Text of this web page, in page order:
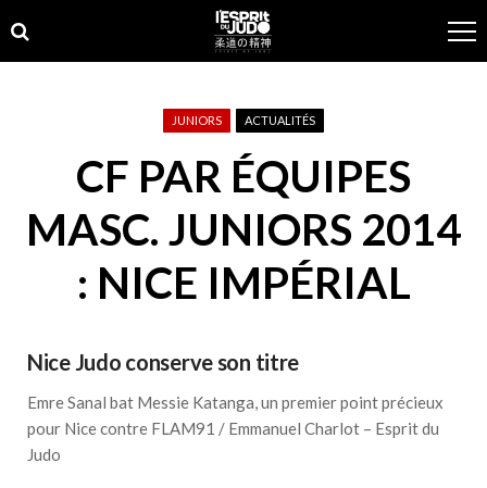
to
navigation
to
content
JUNIORS ACTUALITÉS
CF PAR ÉQUIPES
MASC. JUNIORS 2014
: NICE IMPÉRIAL
Nice Judo conserve son titre
Emre Sanal bat Messie Katanga, un premier point précieux
pour Nice contre FLAM91 / Emmanuel Charlot – Esprit du
Judo